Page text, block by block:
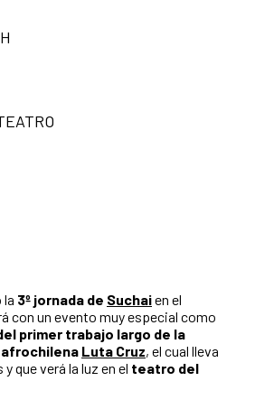
la 3º jornada de Suchaien el
con un evento muy especial como
primer trabajo largo de la
Luta Cruz, el cual lleva
que verá la luz en el teatro del